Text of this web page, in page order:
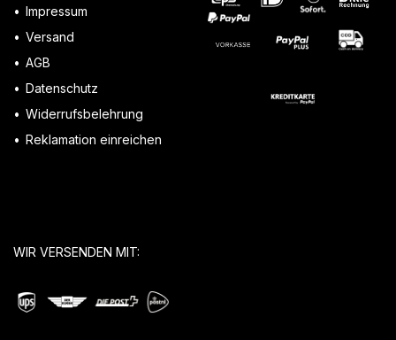
Impressum
Versand
AGB
Datenschutz
Widerrufsbelehrung
Reklamation einreichen
WIR VERSENDEN MIT: